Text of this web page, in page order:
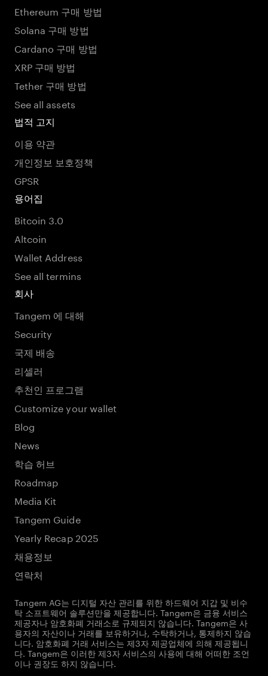
Ethereum 구매 방법
Solana 구매 방법
Cardano 구매 방법
XRP 구매 방법
Tether 구매 방법
See all assets
법적 고지
이용 약관
개인정보 보호정책
GPSR
용어집
Bitcoin 3.0
Altcoin
Wallet Address
See all termins
회사
Tangem 에 대해
Security
국제 배송
리셀러
추천인 프로그램
Customize your wallet
Blog
News
학습 허브
Roadmap
Media Kit
Tangem Guide
Yearly Recap 2025
채용정보
연락처
Tangem AG는 디지털 자산 관리를 위한 하드웨어 지갑 및 비수
탁 소프트웨어 솔루션만을 제공합니다. Tangem은 금융 서비스
제공자나 암호화폐 거래소로 규제되지 않습니다. Tangem은 사
용자의 자산이나 거래를 보유하거나, 수탁하거나, 통제하지 않습
니다. 암호화폐 거래 서비스는 제3자 제공업체에 의해 제공됩니
다. Tangem은 이러한 제3자 서비스의 사용에 대해 어떠한 조언
이나 권장도 하지 않습니다.